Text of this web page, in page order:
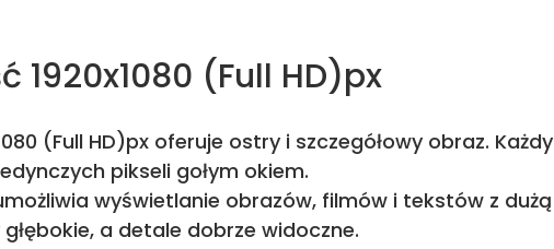
1920x1080 (Full HD)px
(Full HD)px oferuje ostry i szczegółowy obraz.
pikseli gołym okiem.
wyświetlanie obrazów, filmów i tekstów z
a detale dobrze widoczne.